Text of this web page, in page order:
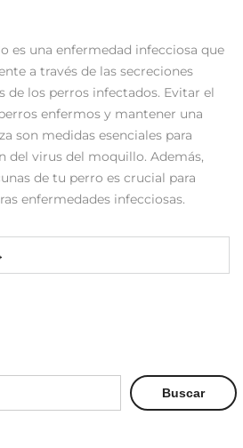
es una enfermedad infecciosa que
a través de las secreciones
de los perros infectados. Evitar el
enfermos y mantener una
son medidas esenciales para
del virus del moquillo. Además,
de tu perro es crucial para
enfermedades infecciosas.
Buscar